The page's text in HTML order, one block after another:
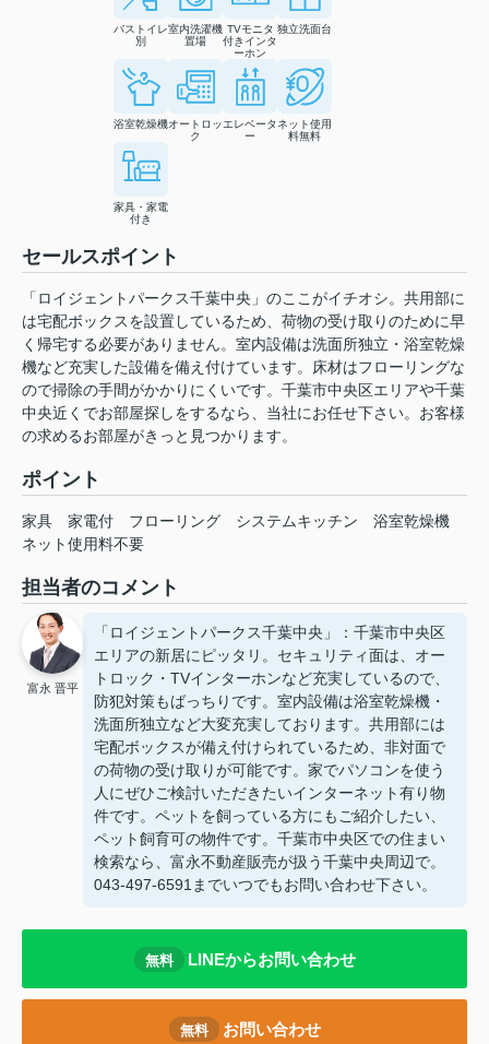
バストイレ
別
室内洗濯機
置場
TVモニタ
付きインタ
ーホン
独立洗面台
浴室乾燥機オートロッ
ク
エレベータ
ー
ネット使用
料無料
家具・家電
付き
セールスポイント
「ロイジェントパークス千葉中央」のここがイチオシ。共用部に
は宅配ボックスを設置しているため、荷物の受け取りのために早
く帰宅する必要がありません。室内設備は洗面所独立・浴室乾燥
機など充実した設備を備え付けています。床材はフローリングな
ので掃除の手間がかかりにくいです。千葉市中央区エリアや千葉
中央近くでお部屋探しをするなら、当社にお任せ下さい。お客様
の求めるお部屋がきっと見つかります。
ポイント
家具 家電付 フローリング システムキッチン
浴室乾燥機
ネット使用料不要
担当者のコメント
富永 晋平
「ロイジェントパークス千葉中央」：千葉市中央区
エリアの新居にピッタリ。セキュリティ面は、オー
トロック・TVインターホンなど充実しているので、
防犯対策もばっちりです。室内設備は浴室乾燥機・
洗面所独立など大変充実しております。共用部には
宅配ボックスが備え付けられているため、非対面で
の荷物の受け取りが可能です。家でパソコンを使う
人にぜひご検討いただきたいインターネット有り物
件です。ペットを飼っている方にもご紹介したい、
ペット飼育可の物件です。千葉市中央区での住まい
検索なら、富永不動産販売が扱う千葉中央周辺で。
043-497-6591までいつでもお問い合わせ下さい。
無料 LINEからお問い合わせ
無料 お問い合わせ